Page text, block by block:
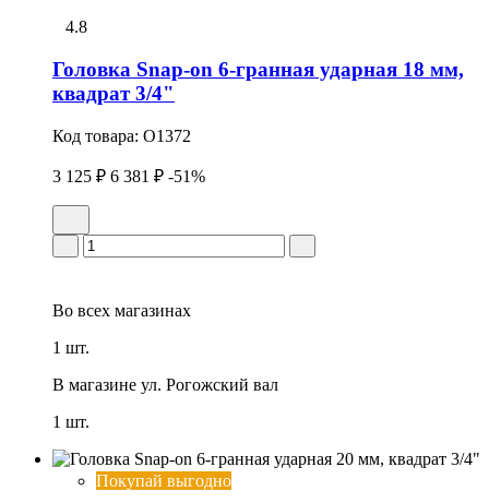
4.8
Головка Snap-on 6-гранная удаpная 18 мм,
квадрат 3/4"
Код товара: O1372
3 125 ₽ 6 381 ₽ -51%
Во всех магазинах
1 шт.
В магазине ул. Рогожский вал
1 шт.
Покупай выгодно